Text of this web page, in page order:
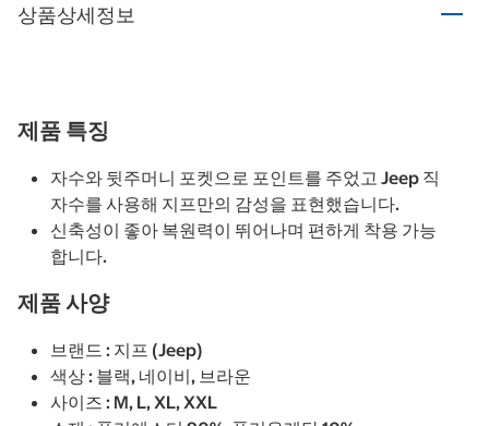
상품상세정보
제품 특징
자수와 뒷주머니 포켓으로 포인트를 주었고 Jeep 직
자수를 사용해 지프만의 감성을 표현했습니다.
신축성이 좋아 복원력이 뛰어나며 편하게 착용 가능
합니다.
제품 사양
브랜드 : 지프 (Jeep)
색상 : 블랙, 네이비, 브라운
사이즈 : M, L, XL, XXL